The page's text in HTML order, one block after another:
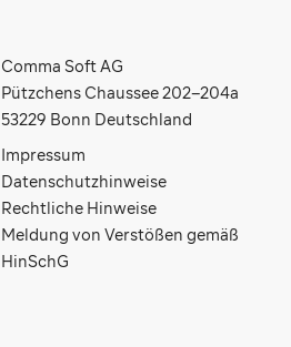
Comma Soft AG
Pützchens Chaussee 202–204a
53229 Bonn Deutschland
Impressum
Datenschutzhinweise
Rechtliche Hinweise
Meldung von Verstößen gemäß
HinSchG